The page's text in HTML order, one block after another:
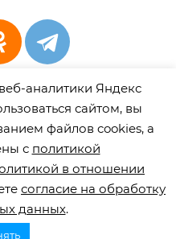
после инсульта
с необходимостью
аналитики Яндекс
сайтом, вы
файлов cookies, а
с политикой
в отношении
согласие на обработку
данных.